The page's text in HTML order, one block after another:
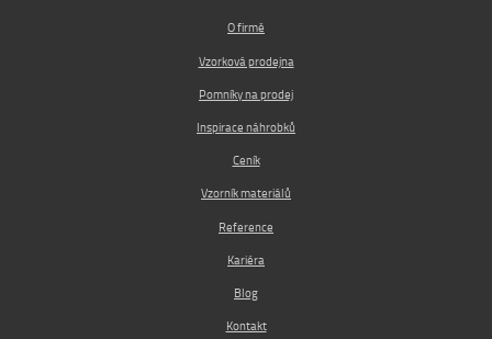
O firmě
Vzorková prodejna
Pomníky na prodej
Inspirace náhrobků
Ceník
Vzorník materiálů
Reference
Kariéra
Blog
Kontakt